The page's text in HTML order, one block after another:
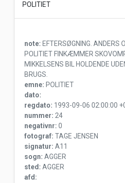
POLITIET
note: EFTERSØGNING. ANDERS
POLITIET FINKÆMMER
MIKKELSENS BIL HOLDENDE
BRUGS.
emne: POLITIET
dato:
regdato: 1993-09-06 02:00:00
nummer: 24
negativnr: 0
fotograf: TAGE JENSEN
signatur: A11
sogn: AGGER
sted: AGGER
afd: